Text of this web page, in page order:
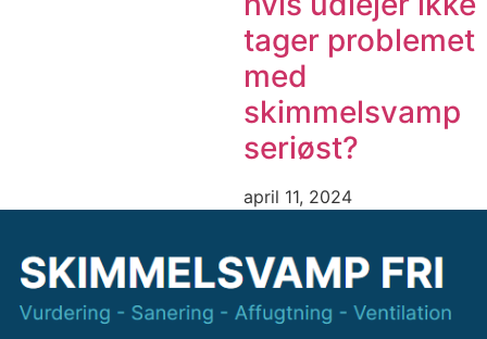
tager problemet
med
skimmelsvamp
seriøst?
april 11, 2024